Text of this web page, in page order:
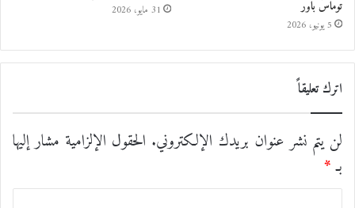
توماس باور
5 يونيو، 2026
31 مايو، 2026
اترك تعليقاً
لن يتم نشر عنوان بريدك الإلكتروني. الحقول الإلزامية مشار إليها
بـ*